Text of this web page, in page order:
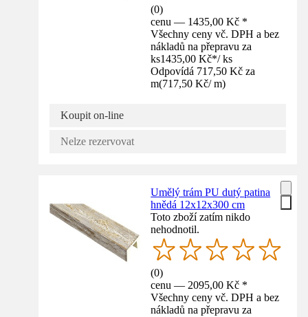
(0)
cenu — 1435,00 Kč *
Všechny ceny vč. DPH a bez
nákladů na přepravu za
ks1435,00 Kč*/ ks
Odpovídá 717,50 Kč za
m(717,50 Kč/ m)
Koupit on-line
Nelze rezervovat
Umělý trám PU dutý patina
hnědá 12x12x300 cm
Toto zboží zatím nikdo
nehodnotil.
(0)
cenu — 2095,00 Kč *
Všechny ceny vč. DPH a bez
nákladů na přepravu za